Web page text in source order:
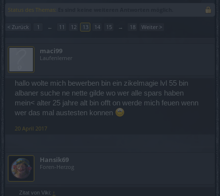
Status des Themas:
< Zurück 1 ← 11 12 13 14 15 → 18 Weiter >
maci99
Laufenlerner
hallo wolte mich bewerben bin ein zikelmagie lvl 55 bin
albaner suche ne nette gilde wo wer alle spars haben
mein< alter 25 jahre alt bin offt on werde mich feuen wenn
wer das mal austesten konnen
20 April 2017
Hansik69
Foren-Herzog
Zitat von Viki: ↑